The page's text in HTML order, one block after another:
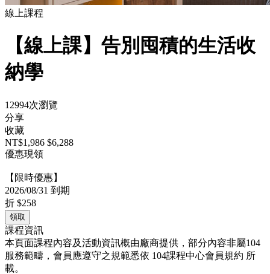
線上課程
【線上課】告別囤積的生活收
納學
12994次瀏覽
分享
收藏
NT$1,986 $6,288
優惠現領
【限時優惠】
2026/08/31 到期
折 $258
領取
課程資訊
本頁面課程內容及活動資訊概由廠商提供，部分內容非屬104
服務範疇，會員應遵守之規範悉依 104課程中心會員規約 所
載。